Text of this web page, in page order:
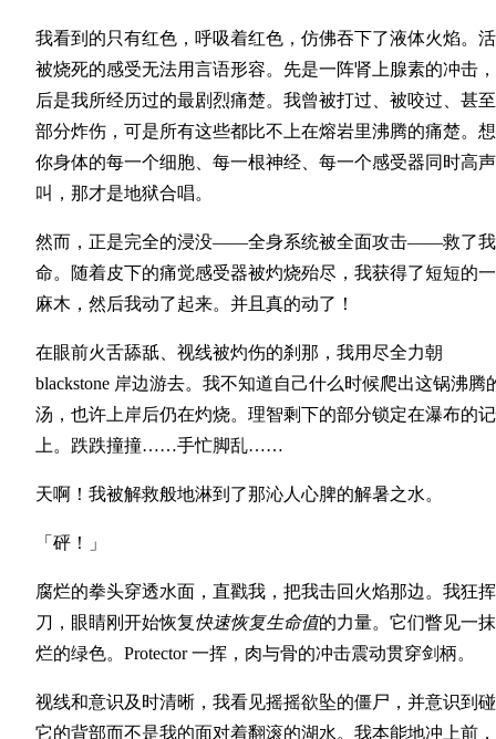
我看到的只有红色，呼吸着红色，仿佛吞下了液体火焰。
被烧死的感受无法用言语形容。先是一阵肾上腺素的冲击
后是我所经历过的最剧烈痛楚。我曾被打过、被咬过、甚
部分炸伤，可是所有这些都比不上在熔岩里沸腾的痛楚。
你身体的每一个细胞、每一根神经、每一个感受器同时高
叫，那才是地狱合唱。
然而，正是完全的浸没——全身系统被全面攻击——救了
命。随着皮下的痛觉感受器被灼烧殆尽，我获得了短短的
麻木，然后我动了起来。并且真的动了！
在眼前火舌舔舐、视线被灼伤的刹那，我用尽全力朝
blackstone 岸边游去。我不知道自己什么时候爬出这锅沸腾
汤，也许上岸后仍在灼烧。理智剩下的部分锁定在瀑布的
上。跌跌撞撞……手忙脚乱……
天啊！我被解救般地淋到了那沁人心脾的解暑之水。
「砰！」
腐烂的拳头穿透水面，直戳我，把我击回火焰那边。我狂
刀，眼睛刚开始恢复快速恢复生命值的力量。它们瞥见一
烂的绿色。Protector 一挥，肉与骨的冲击震动贯穿剑柄。
视线和意识及时清晰，我看见摇摇欲坠的僵尸，并意识到
它的背部而不是我的面对着翻滚的湖水。我本能地冲上前